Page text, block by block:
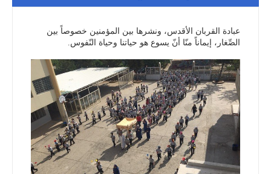
عبادة القربان الأقدس، ونشرها بين المؤمنين خصوصاً بين
الصِّغار، إيماناً منّا أنّ يسوع هو حياتنا وحياة النّفوس.